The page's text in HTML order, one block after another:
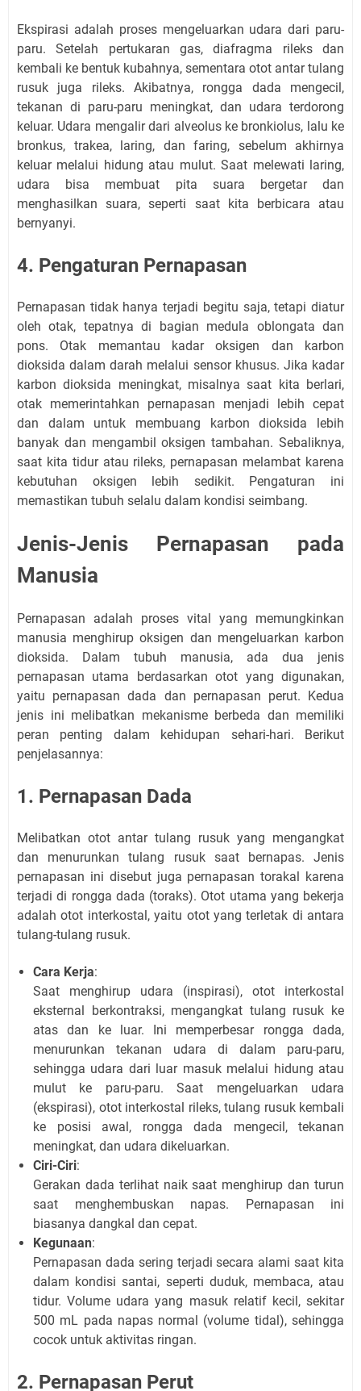
Ekspirasi adalah proses mengeluarkan udara dari paru-
paru. Setelah pertukaran gas, diafragma rileks dan
kembali ke bentuk kubahnya, sementara otot antar tulang
rusuk juga rileks. Akibatnya, rongga dada mengecil,
tekanan di paru-paru meningkat, dan udara terdorong
keluar. Udara mengalir dari alveolus ke bronkiolus, lalu ke
bronkus, trakea, laring, dan faring, sebelum akhirnya
keluar melalui hidung atau mulut. Saat melewati laring,
udara bisa membuat pita suara bergetar dan
menghasilkan suara, seperti saat kita berbicara atau
bernyanyi.
4. Pengaturan Pernapasan
Pernapasan tidak hanya terjadi begitu saja, tetapi diatur
oleh otak, tepatnya di bagian medula oblongata dan
pons. Otak memantau kadar oksigen dan karbon
dioksida dalam darah melalui sensor khusus. Jika kadar
karbon dioksida meningkat, misalnya saat kita berlari,
otak memerintahkan pernapasan menjadi lebih cepat
dan dalam untuk membuang karbon dioksida lebih
banyak dan mengambil oksigen tambahan. Sebaliknya,
saat kita tidur atau rileks, pernapasan melambat karena
kebutuhan oksigen lebih sedikit. Pengaturan ini
memastikan tubuh selalu dalam kondisi seimbang.
Jenis-Jenis Pernapasan pada
Manusia
Pernapasan adalah proses vital yang memungkinkan
manusia menghirup oksigen dan mengeluarkan karbon
dioksida. Dalam tubuh manusia, ada dua jenis
pernapasan utama berdasarkan otot yang digunakan,
yaitu pernapasan dada dan pernapasan perut. Kedua
jenis ini melibatkan mekanisme berbeda dan memiliki
peran penting dalam kehidupan sehari-hari. Berikut
penjelasannya:
1. Pernapasan Dada
Melibatkan otot antar tulang rusuk yang mengangkat
dan menurunkan tulang rusuk saat bernapas. Jenis
pernapasan ini disebut juga pernapasan torakal karena
terjadi di rongga dada (toraks). Otot utama yang bekerja
adalah otot interkostal, yaitu otot yang terletak di antara
tulang-tulang rusuk.
Cara Kerja:
Saat menghirup udara (inspirasi), otot interkostal
eksternal berkontraksi, mengangkat tulang rusuk ke
atas dan ke luar. Ini memperbesar rongga dada,
menurunkan tekanan udara di dalam paru-paru,
sehingga udara dari luar masuk melalui hidung atau
mulut ke paru-paru. Saat mengeluarkan udara
(ekspirasi), otot interkostal rileks, tulang rusuk kembali
ke posisi awal, rongga dada mengecil, tekanan
meningkat, dan udara dikeluarkan.
Ciri-Ciri:
Gerakan dada terlihat naik saat menghirup dan turun
saat menghembuskan napas. Pernapasan ini
biasanya dangkal dan cepat.
Kegunaan:
Pernapasan dada sering terjadi secara alami saat kita
dalam kondisi santai, seperti duduk, membaca, atau
tidur. Volume udara yang masuk relatif kecil, sekitar
500 mL pada napas normal (volume tidal), sehingga
cocok untuk aktivitas ringan.
2. Pernapasan Perut